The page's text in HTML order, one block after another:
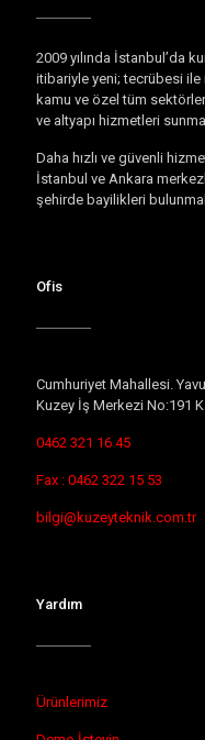
2009 yılında İstanbul’da
itibariyle yeni; tecrübesi ile
kamu ve özel tüm
ve altyapı hizmetleri
Daha hızlı ve güvenli
İstanbul ve Ankara
şehirde bayilikleri
Ofis
Cumhuriyet Mahallesi.
Kuzey İş Merkezi No:191
0462 321 16 45
Fax : 0462 322 15 53
bilgi@kuzeyteknik.com.tr
Yardım
Ürünlerimiz